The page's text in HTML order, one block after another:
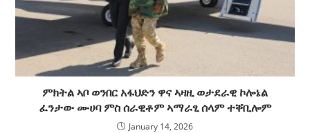
ምክትል ኣቦ ወንበር አፋህድን ዋና ኣዛዚ ወታደራዊ ኮሎኔል
ፈንታው ሙሀባ ምስ ሰራዊቶም ኣማራፂ ሰላም ተቐቢሎም
January 14, 2026